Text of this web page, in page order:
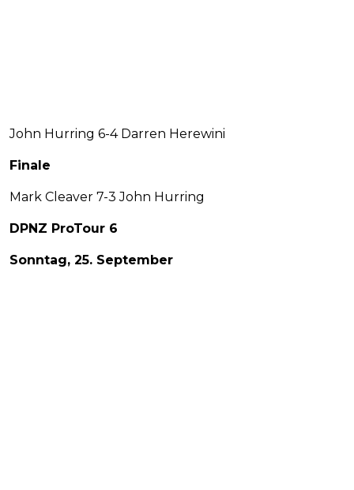
John Hurring 6-4 Darren Herewini
Finale
Mark Cleaver 7-3 John Hurring
DPNZ ProTour 6
Sonntag, 25. September